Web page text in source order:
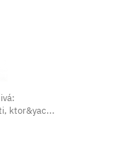
ktor&yac...